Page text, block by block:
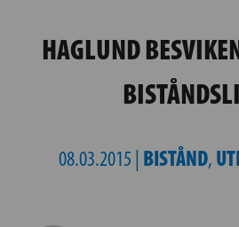
HAGLUND
08.03.2015 | BISTÅND,